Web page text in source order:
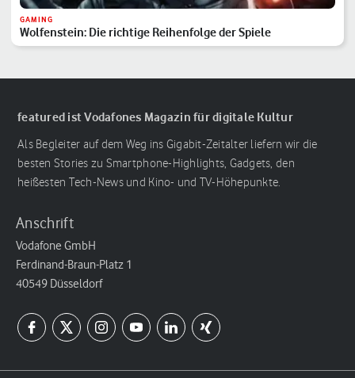
GAMING
Wolfenstein: Die richtige Reihenfolge der Spiele
featured ist Vodafones Magazin für digitale Kultur
Als Begleiter auf dem Weg ins Gigabit-Zeitalter liefern wir die
besten Stories zu Smartphone-Highlights, Gadgets, den
heißesten Tech-News und Kino- und TV-Höhepunkte.
Anschrift
Vodafone GmbH
Ferdinand-Braun-Platz 1
40549 Düsseldorf